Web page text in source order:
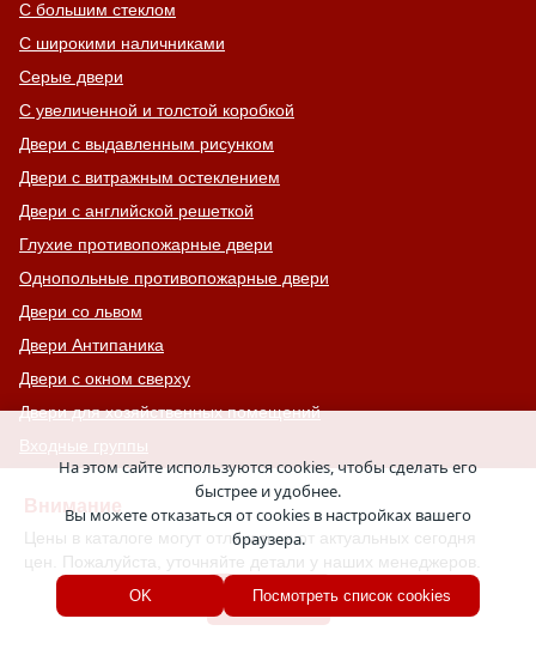
Внимание
Цены в каталоге могут отличаться от актуальных сегодня
цен. Пожалуйста, уточняйте детали у наших менеджеров.
Хорошо
С большим стеклом
С широкими наличниками
Серые двери
С увеличенной и толстой коробкой
Двери с выдавленным рисунком
Двери с витражным остеклением
Двери с английской решеткой
Глухие противопожарные двери
Однопольные противопожарные двери
Двери со львом
Двери Антипаника
Двери с окном сверху
Двери для хозяйственных помещений
Входные группы
Входные двери с кнокером
Двери с капителью
Двери для баров, кафе и ресторанов
Двупольные противопожарные двери
Двери МДФ шпон
На этом сайте используются cookies, чтобы сделать его
быстрее и удобнее.
Вы можете отказаться от cookies в настройках вашего
браузера.
OK Посмотреть список cookies